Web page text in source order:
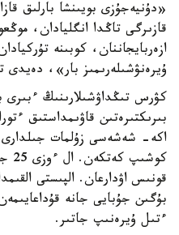
«دۇنيەجۇزى بويىنشا بارلىق
قازىرگى تاڭدا انگليادان،
ازەربايجاننان، كوبىنە
ۇيرەنۋشىلەرىمىز بار»، دەيدى
كۋرس تىڭداۋشىلارىنىڭ ءبىرى
بىرىكتىرەتىن قاۋىمداستىق
اكە- شەشەسى زۇلمات جىلدارى
بۇگىن جۇبايى جانە
ءتىل ۇيرەنىپ جاتىر.